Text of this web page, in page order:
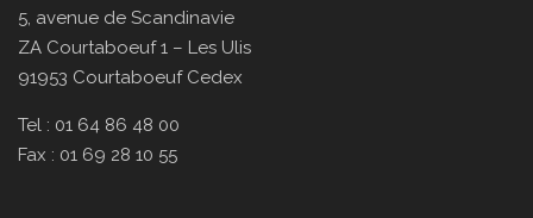
5, avenue de Scandinavie
ZA Courtaboeuf 1 – Les Ulis
91953 Courtaboeuf Cedex
Tel : 01 64 86 48 00
Fax : 01 69 28 10 55